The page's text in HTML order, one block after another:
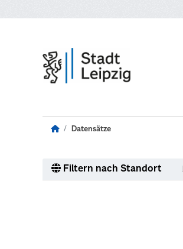
Datensätze
Filtern nach Standort